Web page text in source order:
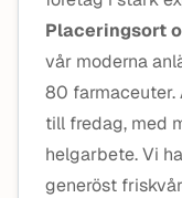
Placeringsort
vår moderna
80
till fredag, med
helgarbete. Vi
generöst